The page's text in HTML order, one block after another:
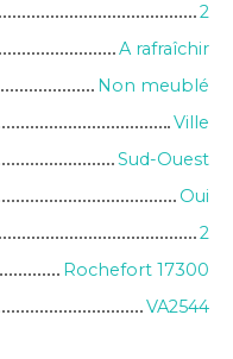
2
A rafraîchir
Non meublé
Ville
Sud-Ouest
Oui
2
Rochefort 17300
VA2544